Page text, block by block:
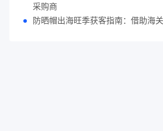
采购商
防晒帽出海旺季获客指南：借助海